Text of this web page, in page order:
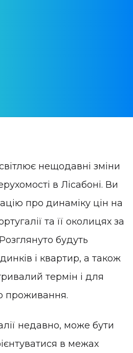
нещодавні зміни
в Лісабоні. Ви
про динаміку цін на
та її околицях за
будуть
і квартир, а також
термін і для
проживання.
недавно, може бути
в межах